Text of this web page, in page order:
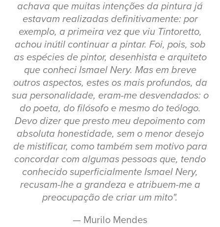
achava que muitas intenções da pintura já
estavam realizadas definitivamente: por
exemplo, a primeira vez que viu Tintoretto,
achou inútil continuar a pintar. Foi, pois, sob
as espécies de pintor, desenhista e arquiteto
que conheci Ismael Nery. Mas em breve
outros aspectos, estes os mais profundos, da
sua personalidade, eram-me desvendados: o
do poeta, do filósofo e mesmo do teólogo.
Devo dizer que presto meu depoimento com
absoluta honestidade, sem o menor desejo
de mistificar, como também sem motivo para
concordar com algumas pessoas que, tendo
conhecido superficialmente Ismael Nery,
recusam-lhe a grandeza e atribuem-me a
preocupação de criar um mito".
— Murilo Mendes